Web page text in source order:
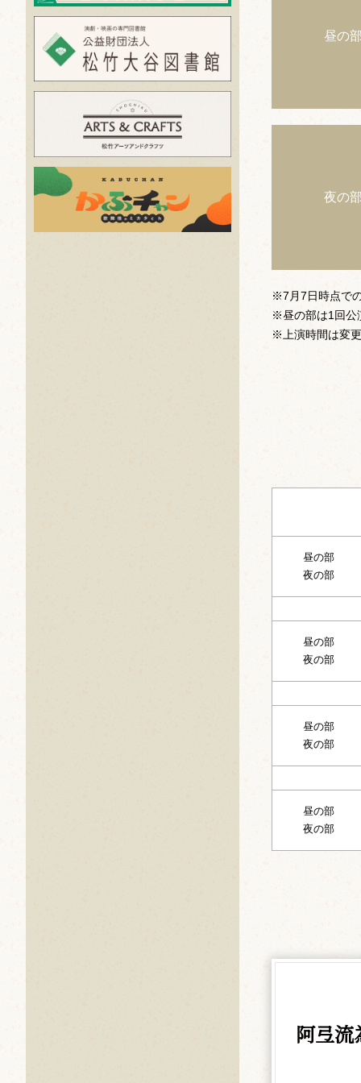
昼の
夜の
※7月7日時点で
※昼の部は1回公
※上演時間は変
昼の部
夜の部
昼の部
夜の部
昼の部
夜の部
昼の部
夜の部
阿弖流